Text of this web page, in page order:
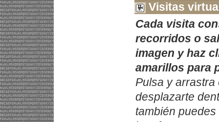
Visitas
Cada visita
recorridos o
imagen y haz
amarillos para
Pulsa y arrastra
desplazarte
también